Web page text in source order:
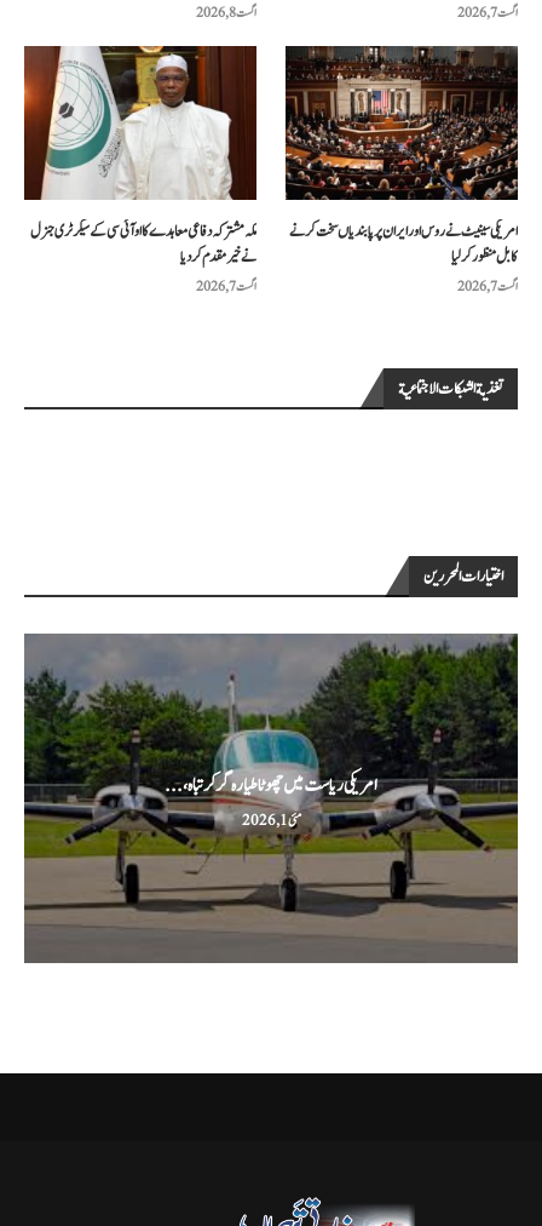
اگست 8, 2026 اگست 7, 2026
مکہ مشترکہ دفاعی معاہدے کا او آئی سی کے سیکرٹری جنرل
نے خیرمقدم کردیا
اگست 7, 2026
امریکی سینیٹ نے روس اور ایران پر پابندیاں سخت کرنے
کا بل منظور کرلیا
اگست 7, 2026
تغذية الشبكات الاجتماعية
اختيارات المحررين
امریکی ریاست میں چھوٹا طیارہ گر کر تباہ،...
مئی 1, 2026